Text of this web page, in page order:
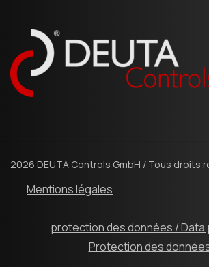
2026 DEUTA Controls GmbH / Tous droits
Mentions légales
protection des données / Data
Protection des